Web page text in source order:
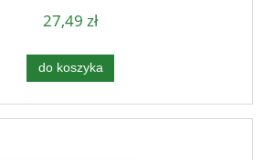
27,49 zł
do koszyka